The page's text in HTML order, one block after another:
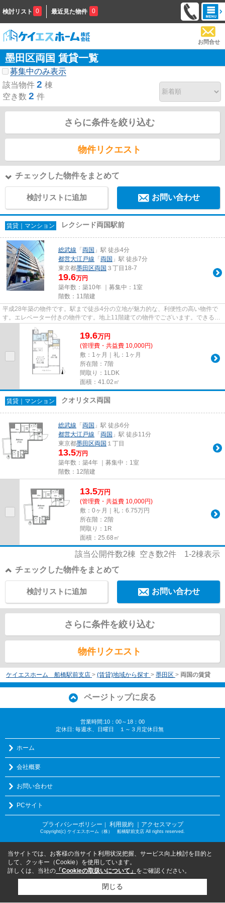
検討リスト 0 最近見た物件 0
お問合せ
墨田区両国 賃貸一覧
募集中のみ表示
該当物件 2 棟
空き数 2 件
さらに条件を絞り込む
物件リクエスト
チェックした物件をまとめて
検討リストに追加 お問い合わせ
賃貸｜マンション レクシード両国駅前
総武線 「 両国 」駅 徒歩4分
都営大江戸線 「 両国 」駅 徒歩7分
東京都墨田区両国 ３丁目18-7
19.6万円
築年数：築10年 ｜募集中： 1室
階数：11階建
平成28年築の物件です。駅まで徒歩4分の立地が魅力的な、利便性の高い物件で
す。エレベーター付きの物件です。地上11階建ての物件でございます。できるだ
け早めに不動産情報を集めたい...
19.6万円
(管理費・共益費 10,000円)
敷：1ヶ月｜礼：1ヶ月
所在階：7階
間取り：1LDK
面積：41.02㎡
賃貸｜マンション クオリタス両国
総武線 「 両国 」駅 徒歩6分
都営大江戸線 「 両国 」駅 徒歩11分
東京都墨田区両国 １丁目
13.5万円
築年数：築4年 ｜募集中： 1室
階数：12階建
13.5万円
(管理費・共益費 10,000円)
敷：0ヶ月｜礼：6.75万円
所在階：2階
間取り：1R
面積：25.68㎡
該当公開件数2棟 空き数2件 1-2棟表示
チェックした物件をまとめて
お問い合わせ
検討リストに追加
さらに条件を絞り込む
物件リクエスト
ケイエスホーム 船橋駅前支店 > (賃貸)地域から探す > 墨田区 > 両国の賃貸
ページトップに戻る
営業時間:10：00～18：00
定休日: 毎週水、日曜日 １～３月定休日無
ホーム
会社概要
お問い合わせ
PCサイト
プライバシーポリシー ｜ 利用規約 ｜アクセスマップ
Copyright(c) ケイエスホーム（株） 船橋駅前支店 All rights reserved.
当サイトでは、お客様の当サイト利用状況把握、サービス向上検討を目的と
して、クッキー（Cookie）を使用しています。
詳しくは、当社の 「Cookieの取扱いについて」 をご確認ください。
閉じる